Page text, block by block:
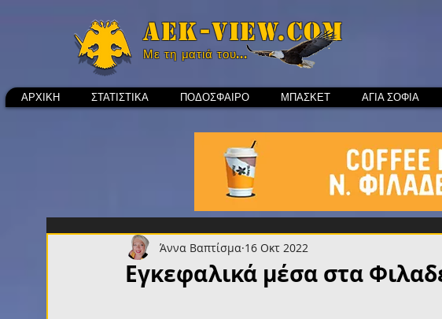
Aek-view.com
Με τη ματιά του...
ΑΡΧΙΚΗ ΣΤΑΤΙΣΤΙΚΑ ΠΟΔΟΣΦΑΙΡΟ ΜΠΑΣΚΕΤ ΑΓΙΑ ΣΟΦΙΑ
Εγκεφαλικά μέσα στα
Άννα Βαπτίσμα 16 Οκτ 2022